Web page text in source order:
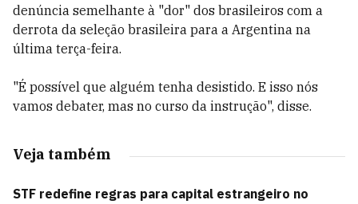
denúncia semelhante à "dor" dos brasileiros com a
derrota da seleção brasileira para a Argentina na
última terça-feira.
"É possível que alguém tenha desistido. E isso nós
vamos debater, mas no curso da instrução", disse.
Veja também
STF redefine regras para capital estrangeiro no